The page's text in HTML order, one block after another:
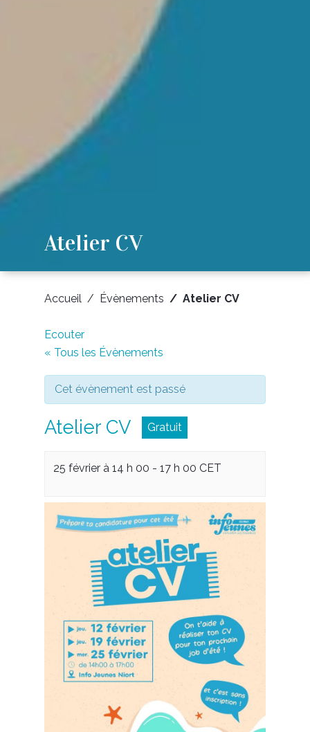
Atelier CV
Accueil Évènements Atelier CV
Ecouter
« Tous les Évènements
Cet évènement est passé
Atelier CV Gratuit
25 février à 14 h 00 - 17 h 00 CET